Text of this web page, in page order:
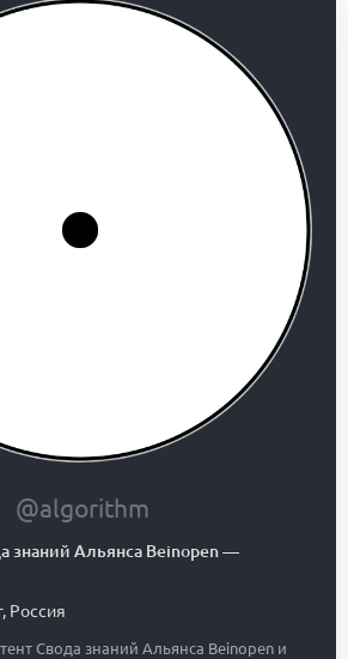
@algorithm
знаний Альянса Beinopen—
, Россия
Свода знаний Альянса Beinopen и